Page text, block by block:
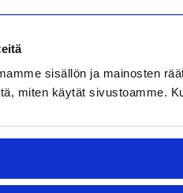
sisällön ja mainosten
miten käytät sivustoamme.